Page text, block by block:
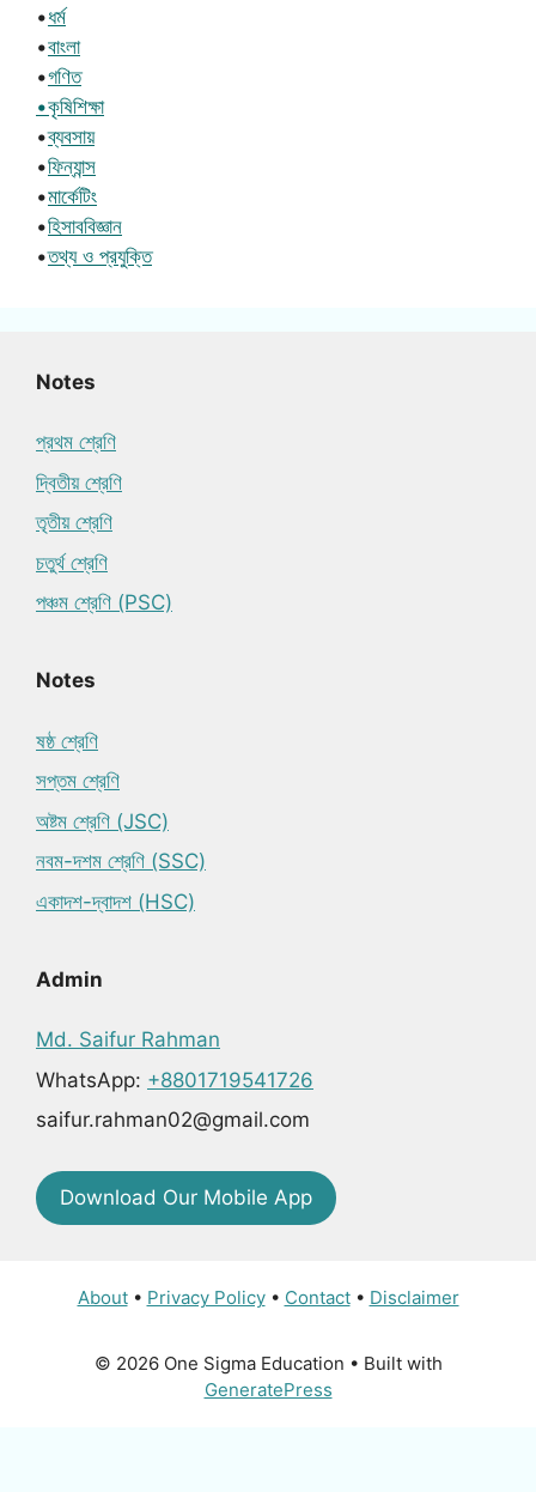
•ধর্ম
•বাংলা
•গণিত
•কৃষিশিক্ষা
•ব্যবসায়
•ফিন্যান্স
•মার্কেটিং
•হিসাববিজ্ঞান
•তথ্য ও প্রযুক্তি
Notes
প্রথম শ্রেণি
দ্বিতীয় শ্রেণি
তৃতীয় শ্রেণি
চতুর্থ শ্রেণি
পঞ্চম শ্রেণি (PSC)
Notes
ষষ্ঠ শ্রেণি
সপ্তম শ্রেণি
অষ্টম শ্রেণি (JSC)
নবম-দশম শ্রেণি (SSC)
একাদশ-দ্বাদশ (HSC)
Admin
Md. Saifur Rahman
WhatsApp: +8801719541726
saifur.rahman02@gmail.com
Download Our Mobile App
About• Privacy Policy• Contact• Disclaimer
© 2026 One Sigma Education • Built with
GeneratePress